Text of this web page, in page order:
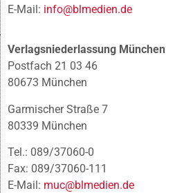
E-Mail: info@blmedien.de
Verlagsniederlassung München
Postfach 21 03 46
80673 München
Garmischer Straße 7
80339 München
Tel.: 089/37060-0
Fax: 089/37060-111
E-Mail: muc@blmedien.de